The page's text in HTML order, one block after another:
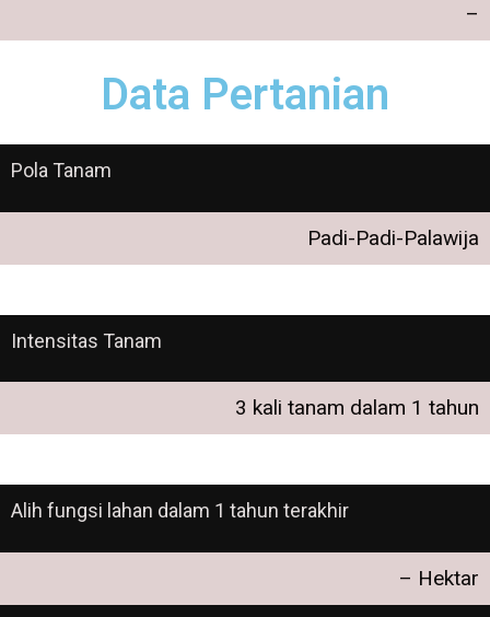
–
Data Pertanian
Pola Tanam
Padi-Padi-Palawija
Intensitas Tanam
3 kali tanam dalam 1 tahun
Alih fungsi lahan dalam 1 tahun terakhir
– Hektar